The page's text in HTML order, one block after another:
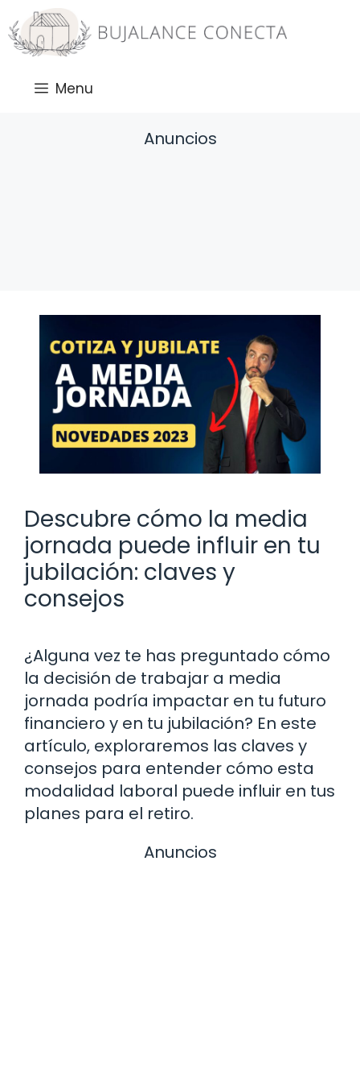
Saltar
al
contenido
Menu
Anuncios
Descubre cómo la media
jornada puede influir en tu
jubilación: claves y
consejos
¿Alguna vez te has preguntado cómo
la decisión de trabajar a media
jornada podría impactar en tu futuro
financiero y en tu jubilación? En este
artículo, exploraremos las claves y
consejos para entender cómo esta
modalidad laboral puede influir en tus
planes para el retiro.
Anuncios